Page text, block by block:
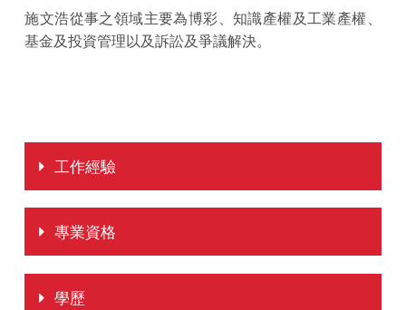
施文浩從事之領域主要為博彩、知識產權及工業產權、
基金及投資管理以及訴訟及爭議解決。
工作經驗
專業資格
學歷